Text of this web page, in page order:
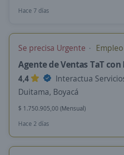
Hace 7 días
Se precisa Urgente
Agente de Ventas TaT
4,4
Interactua
Duitama, Boyacá
$ 1.750.905,00 (Mensual)
Hace 2 días